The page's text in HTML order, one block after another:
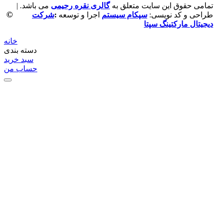
©
تمامی حقوق این سایت متعلق بهگالری نقره رحیمی می باشد. |
طراحی و کد نویسی: سپکام سیستم اجرا و توسعه :شرکت
دیجیتال مارکتینگ سپتا
خانه
دسته بندی
سبد خرید
حساب من